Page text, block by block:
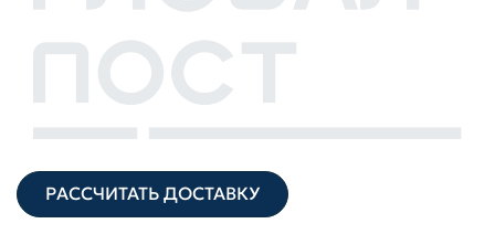
РАССЧИТАТЬ ДОСТАВКУ